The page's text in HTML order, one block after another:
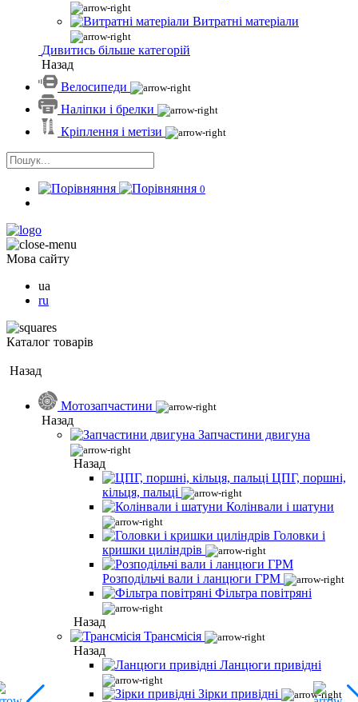
Витратні матеріали
Дивитись більше категорій
Назад
Велосипеди
Наліпки і брелки
Кріплення і метізи
0
Мова сайту
ua
ru
Каталог товарів
Назад
Мотозапчастини
Назад
Запчастини двигуна
Назад
ЦПГ, поршні,
кільця, пальці
Колінвали і шатуни
Головки і
кришки циліндрів
Розподільчі вали і ланцюги ГРМ
Фільтра повітряні
Назад
Трансмісія
Назад
Ланцюги привідні
Зірки привідні